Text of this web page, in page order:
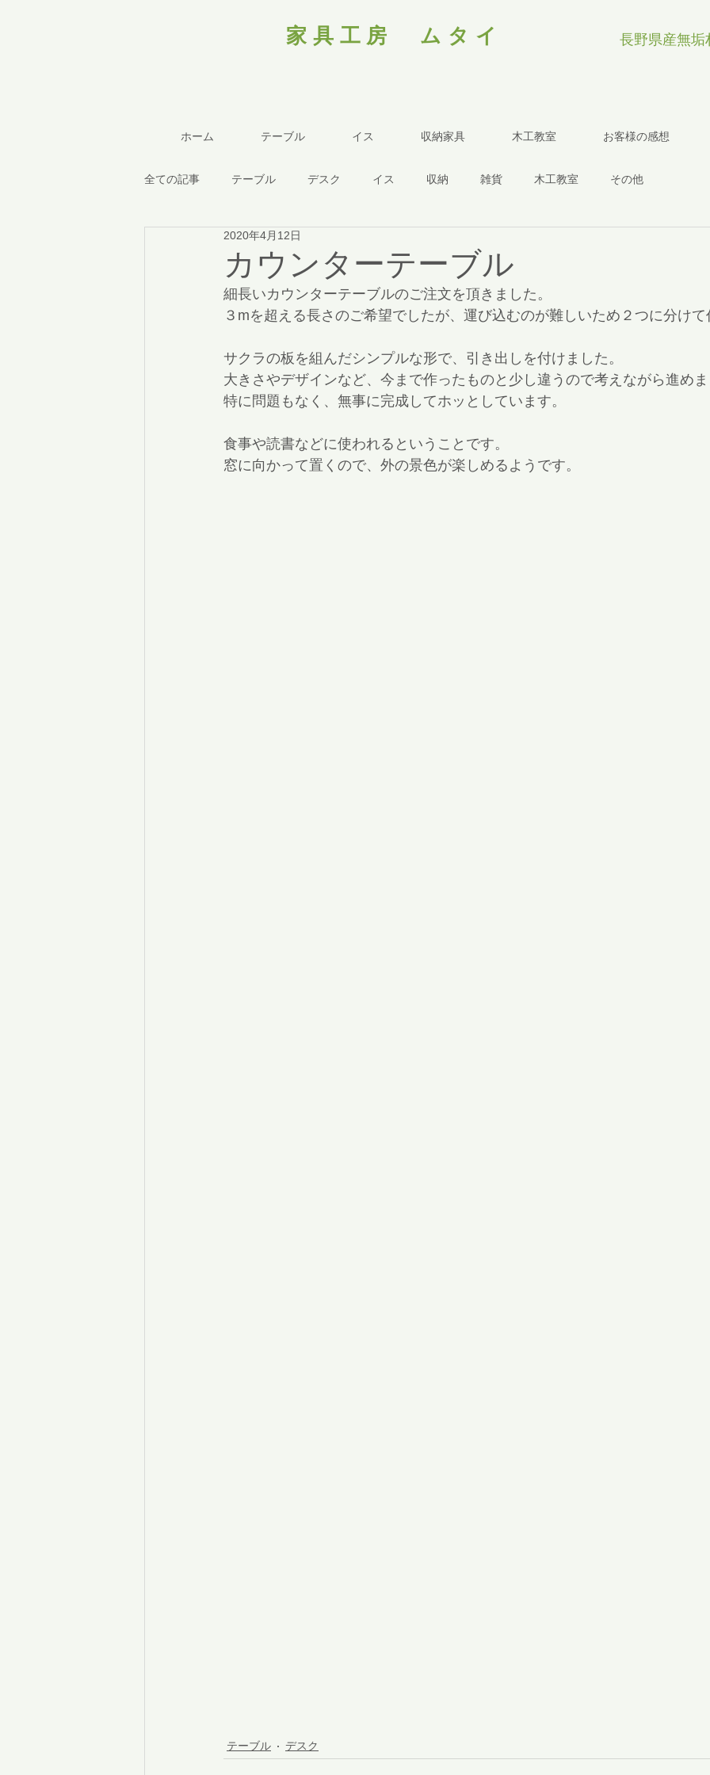
家具工房 ムタイ 長野県産無垢
ホーム テーブル イス 収納家具 木工教室 お客様の感想
全ての記事 テーブル デスク イス 収納 雑貨 木工教室 その他
カウンターテーブル
2020年4月12日
細長いカウンターテーブルのご注文を頂きました。
３mを超える長さのご希望でしたが、運び込むのが難しいため２つに分け
サクラの板を組んだシンプルな形で、引き出しを付けました。
大きさやデザインなど、今まで作ったものと少し違うので考えながら進め
特に問題もなく、無事に完成してホッとしています。
食事や読書などに使われるということです。
窓に向かって置くので、外の景色が楽しめるようです。
テーブル デスク